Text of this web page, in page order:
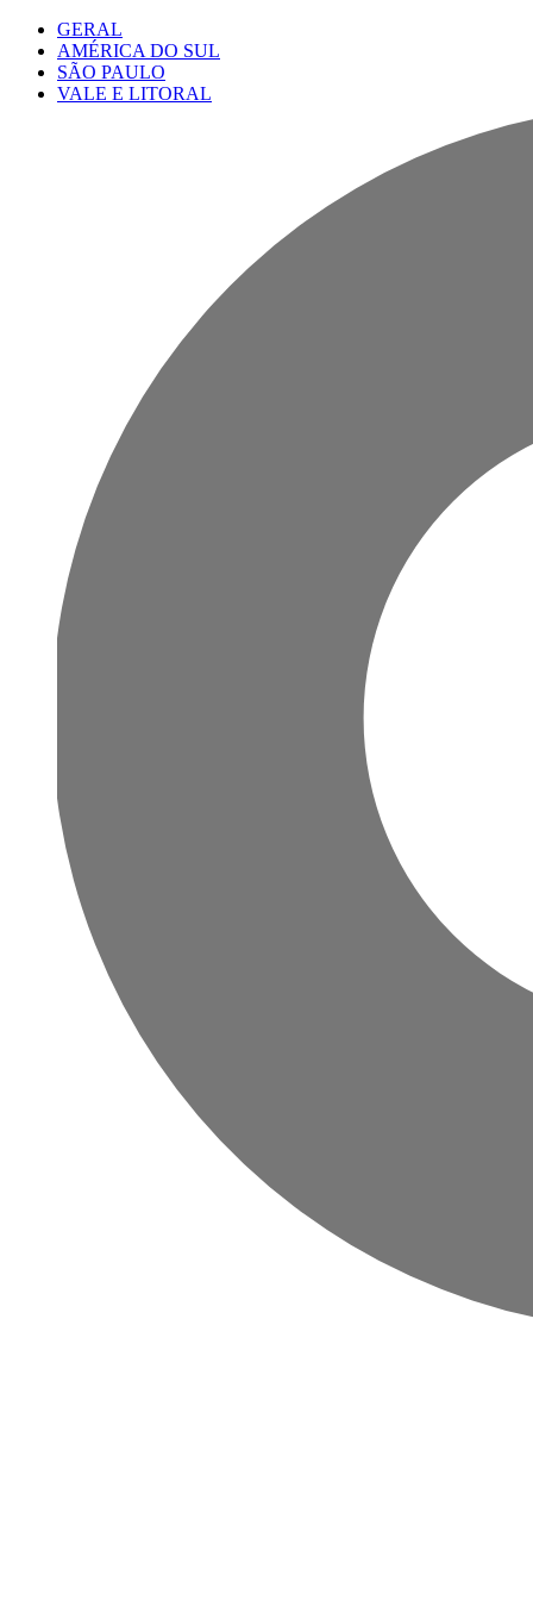
GERAL
AMÉRICA DO SUL
SÃO PAULO
VALE E LITORAL